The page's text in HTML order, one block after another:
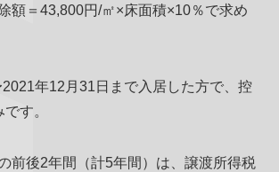
額＝43,800円/㎡×床面積×10％で求め
年12月31日まで入居した方で、控
す。
前後2年間（計5年間）は、譲渡所得税